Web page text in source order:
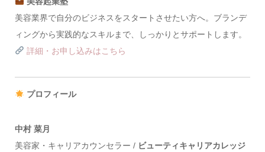
美容業界で自分のビジネスをスタートさせたい方へ。ブランデ
ィングから実践的なスキルまで、しっかりとサポートします。
詳細・お申し込みはこちら
プロフィール
中村 菜月
美容家・キャリアカウンセラー / ビューティキャリアカレッジ